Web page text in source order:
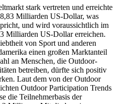
stark vertreten und erreichte
Milliarden US-Dollar, was
und wird voraussichtlich im
Milliarden US-Dollar erreichen.
von Sport und anderen
einen großen Marktanteil
an Menschen, die Outdoor-
betreiben, dürfte sich positiv
Laut dem von der Outdoor
Outdoor Participation Trends
die Teilnehmerbasis der